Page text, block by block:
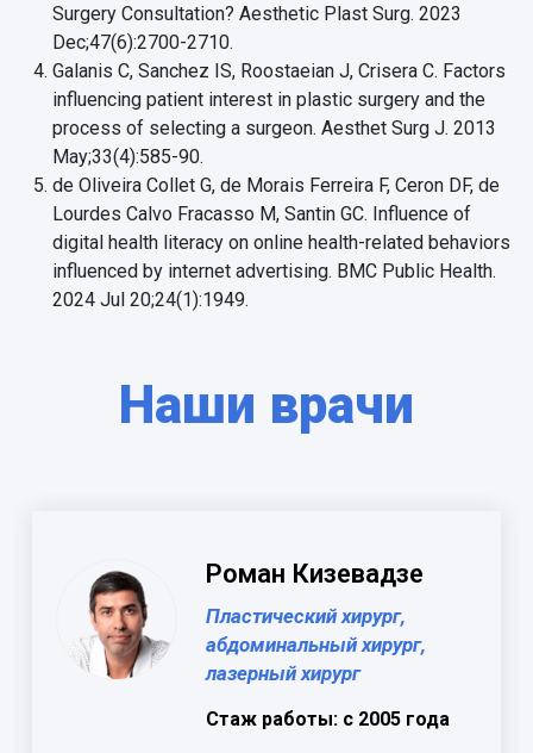
Surgery Consultation? Aesthetic Plast Surg. 2023
Dec;47(6):2700-2710.
Galanis C, Sanchez IS, Roostaeian J, Crisera C. Factors
influencing patient interest in plastic surgery and the
process of selecting a surgeon. Aesthet Surg J. 2013
May;33(4):585-90.
de Oliveira Collet G, de Morais Ferreira F, Ceron DF, de
Lourdes Calvo Fracasso M, Santin GC. Influence of
digital health literacy on online health-related behaviors
influenced by internet advertising. BMC Public Health.
2024 Jul 20;24(1):1949.
Наши врачи
Роман Кизевадзе
Пластический хирург,
абдоминальный хирург,
лазерный хирург
Стаж работы: с 2005 года